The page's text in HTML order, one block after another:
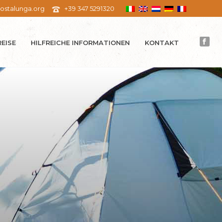
+39 347 5291320
HILFREICHE INFORMATIONEN KONTAKT